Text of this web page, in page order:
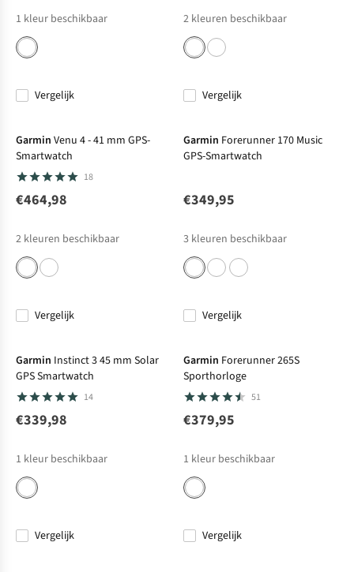
1 kleur beschikbaar
Vergelijk
2 kleuren beschikbaar
Vergelijk
Garmin Venu 4 - 41 mm GPS-
Smartwatch
18
€464,98
2 kleuren beschikbaar
Vergelijk
Garmin Forerunner 170 Music
GPS-Smartwatch
€349,95
3 kleuren beschikbaar
Vergelijk
Garmin Instinct 3 45 mm Solar
GPS Smartwatch
14
€339,98
1 kleur beschikbaar
Vergelijk
Garmin Forerunner 265S
Sporthorloge
51
€379,95
1 kleur beschikbaar
Vergelijk